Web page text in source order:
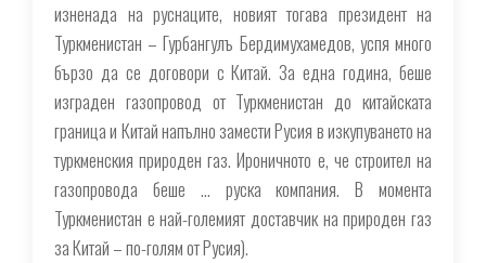
изненада на руснаците, новият тогава президент на
Туркменистан – Гурбангулъ Бердимухамедов, успя много
бързо да се договори с Китай. За една година, беше
изграден газопровод от Туркменистан до китайската
граница и Китай напълно замести Русия в изкупуването на
туркменския природен газ. Ироничното е, че строител на
газопровода беше … руска компания. В момента
Туркменистан е най-големият доставчик на природен газ
за Китай – по-голям от Русия).